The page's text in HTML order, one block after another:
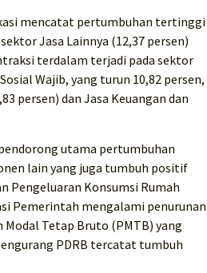
mencatat pertumbuhan tertinggi
Jasa Lainnya (12,37 persen)
terdalam terjadi pada sektor
Wajib, yang turun 10,82 persen,
persen) dan Jasa Keuangan dan
utama pertumbuhan
lain yang juga tumbuh positif
Pengeluaran Konsumsi Rumah
Pemerintah mengalami penurunan
Tetap Bruto (PMTB) yang
PDRB tercatat tumbuh